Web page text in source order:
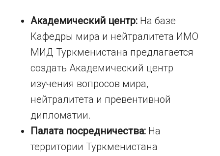
Академический центр: На базе
Кафедры мира и нейтралитета ИМО
МИД Туркменистана предлагается
создать Академический центр
изучения вопросов мира,
нейтралитета и превентивной
дипломатии.
Палата посредничества: На
территории Туркменистана